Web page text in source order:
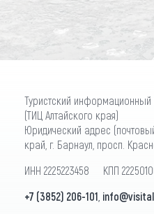
Туристский информационный
(ТИЦ Алтайского края)
Юридический адрес
край, г. Барнаул, просп.
ИНН 2225223458 КПП
+7 (3852) 206-101